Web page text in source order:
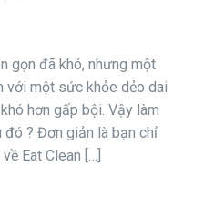
gọn đã khó, nhưng một
với một sức khỏe dẻo dai
hơn gấp bội. Vậy làm
? Đơn giản là bạn chỉ
Eat Clean […]